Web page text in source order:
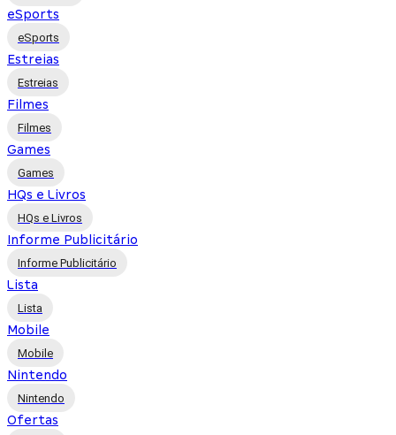
eSports
eSports
Estreias
Estreias
Filmes
Filmes
Games
Games
HQs e Livros
HQs e Livros
Informe Publicitário
Informe Publicitário
Lista
Lista
Mobile
Mobile
Nintendo
Nintendo
Ofertas